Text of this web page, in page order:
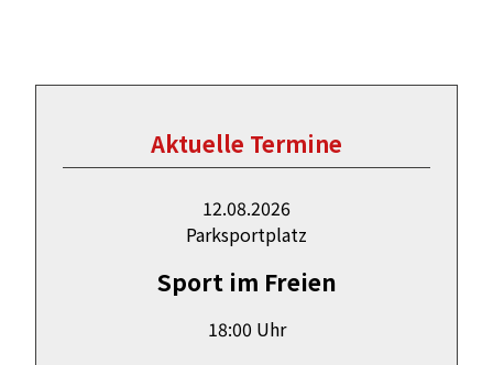
Aktuelle Termine
12.08.2026
Parksportplatz
Sport im Freien
18:00 Uhr